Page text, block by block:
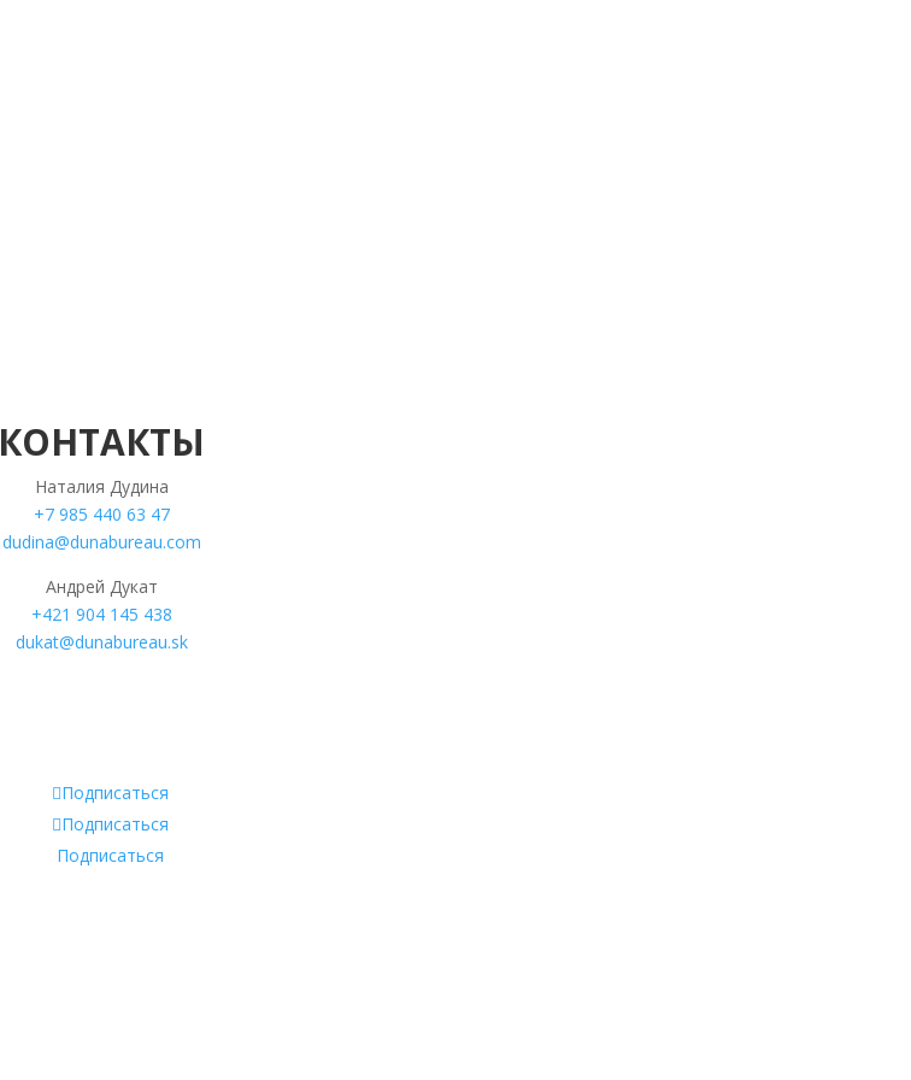
КОНТАКТЫ
Наталия Дудина
+7 985 440 63 47
dudina@dunabureau.com
Андрей Дукат
+421 904 145 438
dukat@dunabureau.sk
Подписаться
Подписаться
Подписаться